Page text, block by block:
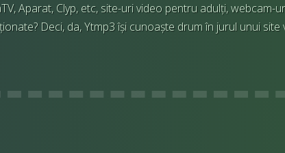
Aparat, Clyp, etc, site-uri video pentru adulți,
Deci, da, Ytmp3 își cunoaște drum în jurul unui site